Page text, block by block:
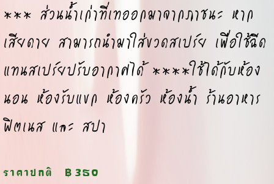
*** ส่วนน้ำเก่าที่เทออกมาจากภาชนะ หาก
เสียดาย สามารถนำมาใส่ขวดสเปร์ย เพื่อใช้ฉีด
แทนสเปร์ยปรับอากาศได้ ****ใช้ได้กับห้อง
นอน ห้องรับแขก ห้องครัว ห้องน้ำ ร้านอาหาร
ฟิตเนส และ สปา
ราคาปกติ ฿350